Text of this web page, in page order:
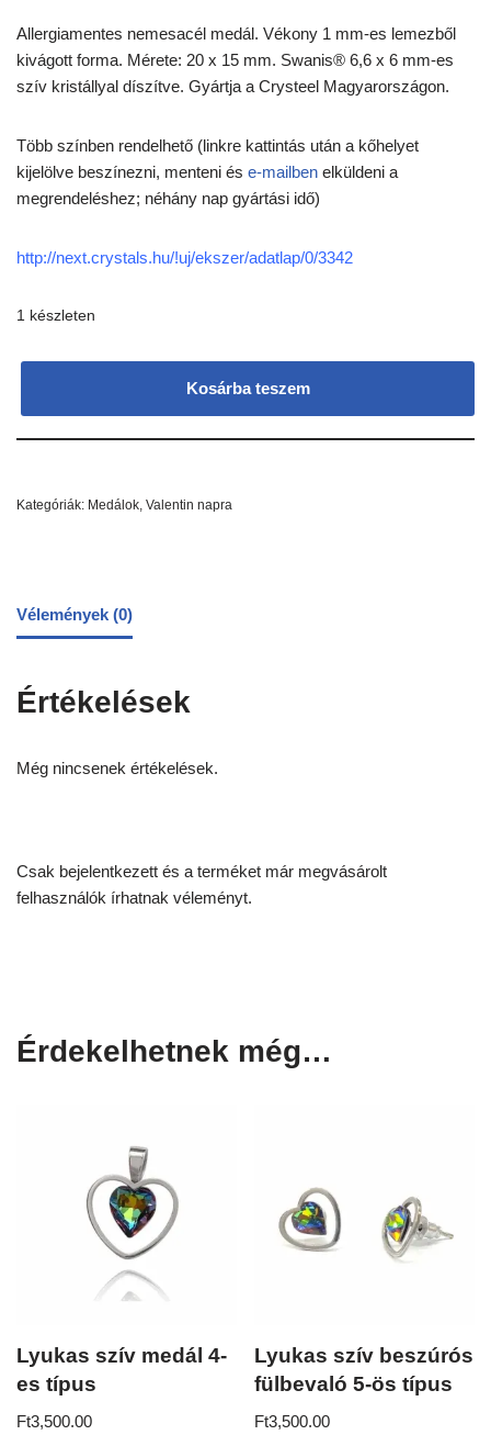
Allergiamentes nemesacél medál. Vékony 1 mm-es lemezből
kivágott forma. Mérete: 20 x 15 mm. Swanis® 6,6 x 6 mm-es
szív kristállyal díszítve. Gyártja a Crysteel Magyarországon.
Több színben rendelhető (linkre kattintás után a kőhelyet
kijelölve beszínezni, menteni és e-mailben elküldeni a
megrendeléshez; néhány nap gyártási idő)
http://next.crystals.hu/!uj/ekszer/adatlap/0/3342
1 készleten
Kosárba teszem
Kategóriák: Medálok, Valentin napra
Vélemények (0)
Értékelések
Még nincsenek értékelések.
Csak bejelentkezett és a terméket már megvásárolt
felhasználók írhatnak véleményt.
Érdekelhetnek még…
Lyukas szív medál 4-
es típus
Ft3,500.00
Lyukas szív beszúrós
fülbevaló 5-ös típus
Ft3,500.00